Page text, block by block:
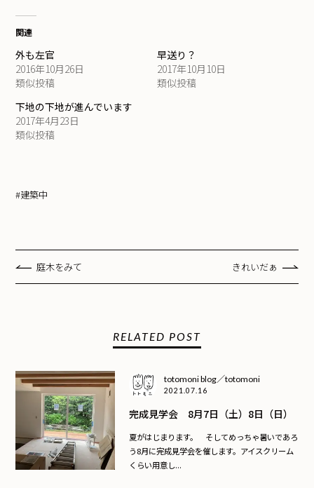
関連
外も左官
2016年10月26日
類似投稿
早送り？
2017年10月10日
類似投稿
下地の下地が進んでいます
2017年4月23日
類似投稿
#建築中
庭木をみて きれいだぁ
RELATED POST
totomoni blog／totomoni
2021.07.16
完成見学会 8月7日（土）8日（日）
夏がはじまります。 そしてめっちゃ暑いであろ
う8月に完成見学会を催します。アイスクリーム
くらい用意し...